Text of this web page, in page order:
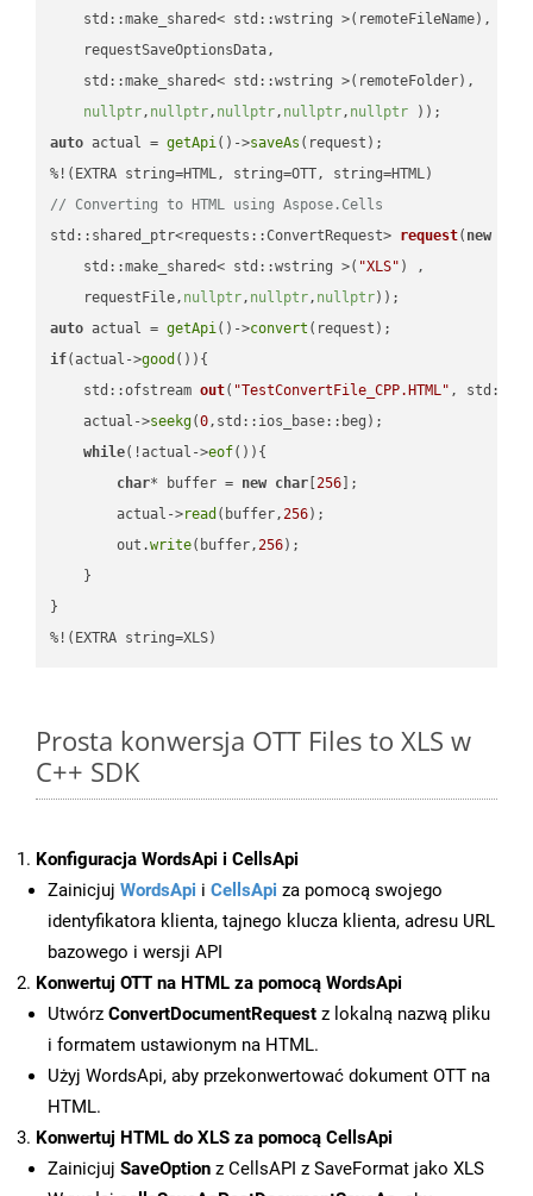
    std::make_shared< std::wstring >(remoteFileName),
    requestSaveOptionsData,
    std::make_shared< std::wstring >(remoteFolder),
nullptr, nullptr, nullptr, nullptr, nullptr ))
auto actual = getApi()->saveAs (request);
// Converting to HTML using Aspose.Cells
std::shared_ptr<requests::ConvertRequest> request( new
    std::make_shared< std::wstring >(
"XLS" ) ,
    requestFile,
nullptr, nullptr, nullptr))
auto actual = getApi()->convert
if(actual->good ()){
std::ofstream out( "TestConvertFile_CPP.HTML" ,
    actual->
seekg(0,std::ios_base::beg);
while(!actual->eof()){
char* buffer = new char [256 ];
        actual->
read (buffer,256);
        out.
write(buffer,256);
    }
}
%!(EXTRA string=XLS)
Prosta konwersja OTT Files to XLS w
C++ SDK
Konfiguracja WordsApi i CellsApi
Zainicjuj WordsApi i CellsApi za pomocą swojego
identyfikatora klienta, tajnego klucza klienta, adresu URL
bazowego i wersji API
Konwertuj OTT na HTML za pomocą WordsApi
Utwórz ConvertDocumentRequest z lokalną nazwą pliku
i formatem ustawionym na HTML.
Użyj WordsApi, aby przekonwertować dokument OTT na
HTML.
Konwertuj HTML do XLS za pomocą CellsApi
Zainicjuj SaveOption z CellsAPI z SaveFormat jako XLS